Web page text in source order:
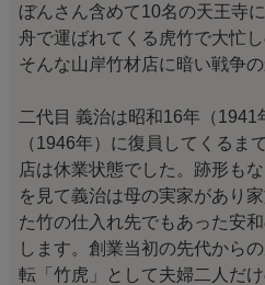
ぼんさん含めて10名の天王寺
舟で運ばれてくる虎竹で大忙
そんな山岸竹材店に暗い戦争
二代目 義治は昭和16年（1941
（1946年）に復員してくるま
店は休業状態でした。跡形も
を見て義治は母の実家があり
た竹の仕入れ先でもあった安
します。創業当初の先代から
転「竹虎」として夫婦二人だ